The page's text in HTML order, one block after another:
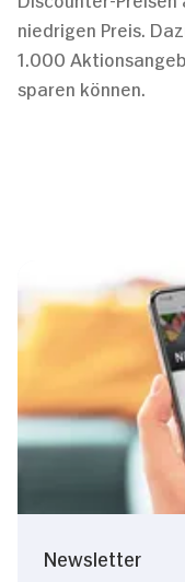
niedrigen Preis.
1.000
sparen können.
Newsletter